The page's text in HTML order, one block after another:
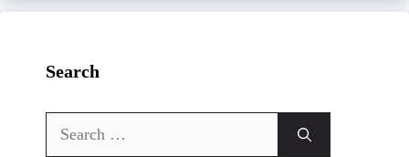
Search
Search